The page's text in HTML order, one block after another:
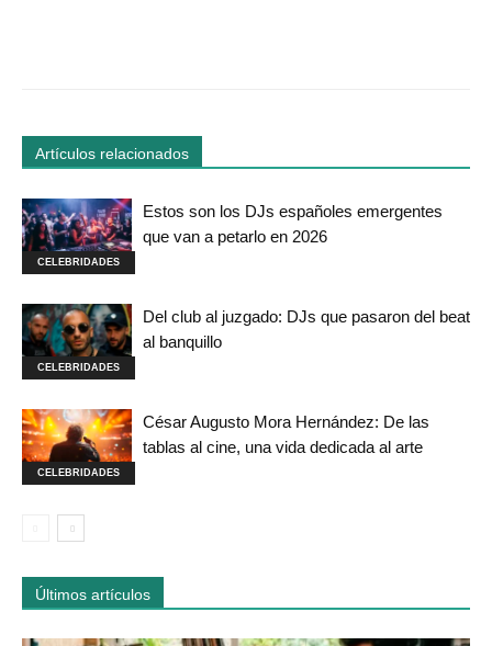
Artículos relacionados
CELEBRIDADES
Estos son los DJs españoles emergentes
que van a petarlo en 2026
CELEBRIDADES
Del club al juzgado: DJs que pasaron del beat
al banquillo
CELEBRIDADES
César Augusto Mora Hernández: De las
tablas al cine, una vida dedicada al arte
Últimos artículos